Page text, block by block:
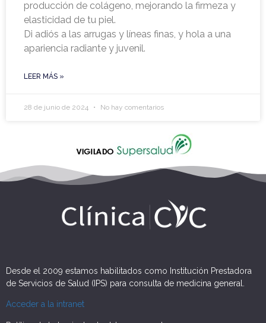
producción de colágeno, mejorando la firmeza y
elasticidad de tu piel.
Di adiós a las arrugas y líneas finas, y hola a una
apariencia radiante y juvenil.
LEER MÁS »
28 de junio de 2024 No hay comentarios
Desde el 2009 estamos habilitados como Institución Prestadora
de Servicios de Salud (IPS) para consulta de medicina general.
Acceder a la intranet